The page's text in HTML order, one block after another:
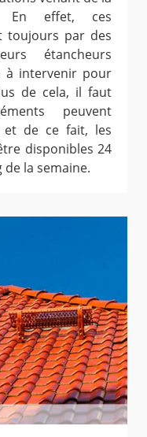
En effet, ces
toujours par des
étancheurs
à intervenir pour
de cela, il faut
peuvent
de ce fait, les
disponibles 24
la semaine.